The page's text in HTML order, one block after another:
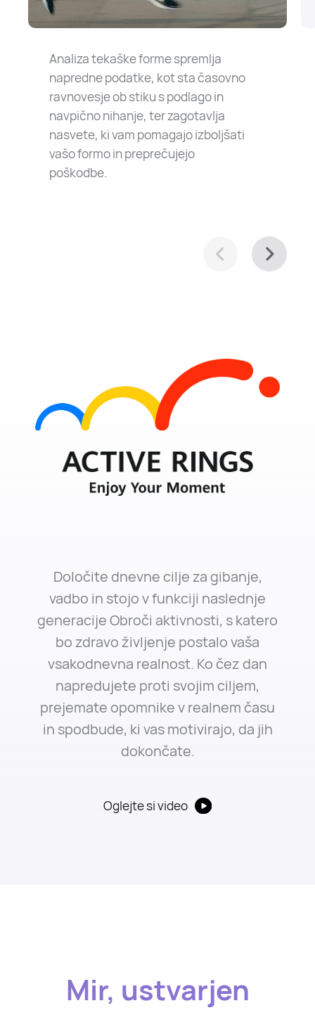
Analiza tekaške forme spremlja
napredne podatke, kot sta časovno
ravnovesje ob stiku s podlago in
navpično nihanje, ter zagotavlja
nasvete, ki vam pomagajo izboljšati
vašo formo in preprečujejo
poškodbe.
Določite dnevne cilje za gibanje,
vadbo in stojo v funkciji naslednje
generacije Obroči aktivnosti, s katero
bo zdravo življenje postalo vaša
vsakodnevna realnost. Ko čez dan
napredujete proti svojim ciljem,
prejemate opomnike v realnem času
in spodbude, ki vas motivirajo, da jih
dokončate.
Oglejte si video
Mir, ustvarjen